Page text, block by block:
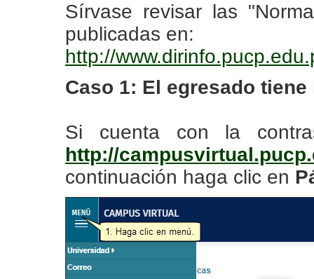
Sírvase revisar las
publicadas en:
http://
Caso 1: El egresado
Si cuenta con la
http://
continuación haga clic en